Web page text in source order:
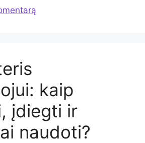
kaip
įdiegti ir
naudoti?